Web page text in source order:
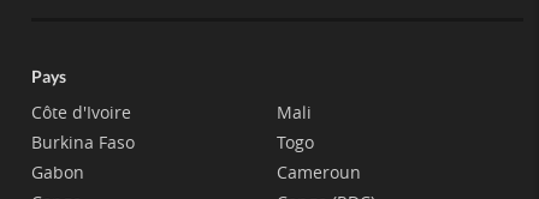
Pays
Côte d'Ivoire
Burkina Faso
Gabon
Mali
Togo
Cameroun